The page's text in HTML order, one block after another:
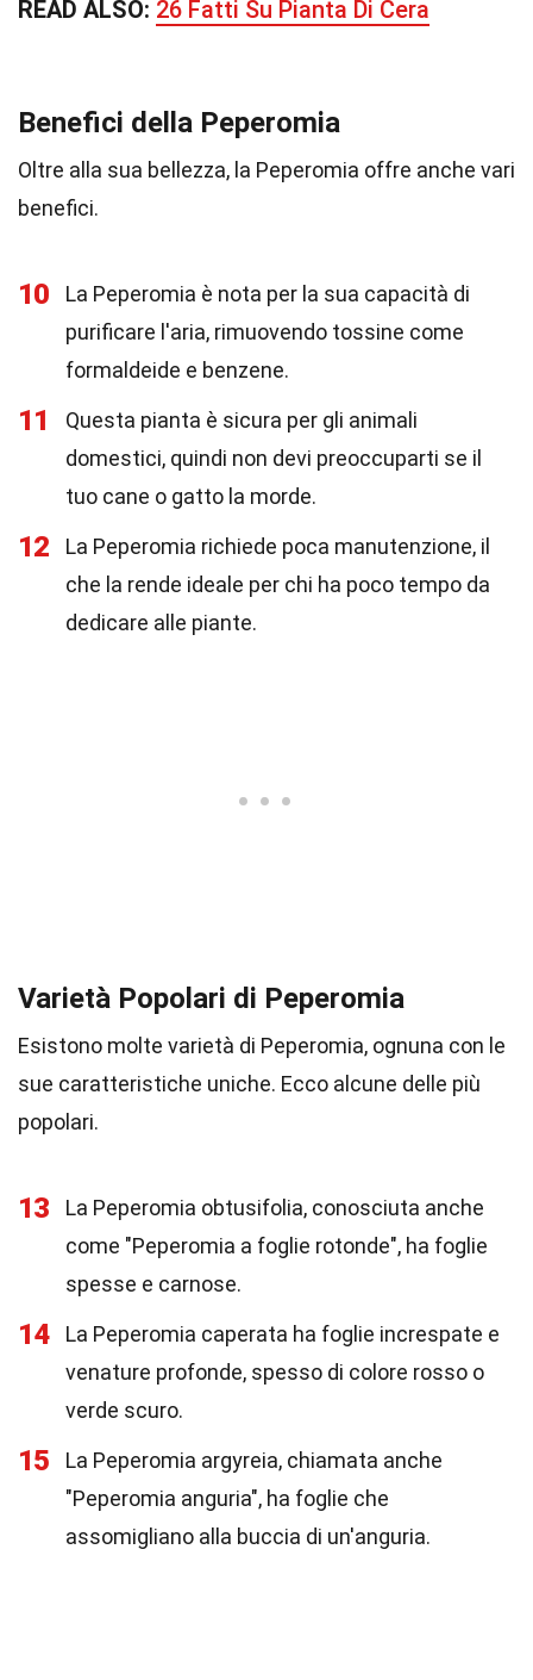
READ ALSO: 26 Fatti Su Pianta Di Cera
Benefici della Peperomia
Oltre alla sua bellezza, la Peperomia offre anche vari
benefici.
10
La Peperomia è nota per la sua capacità di
purificare l'aria, rimuovendo tossine come
formaldeide e benzene.
11
Questa pianta è sicura per gli animali
domestici, quindi non devi preoccuparti se il
tuo cane o gatto la morde.
12
La Peperomia richiede poca manutenzione, il
che la rende ideale per chi ha poco tempo da
dedicare alle piante.
Varietà Popolari di Peperomia
Esistono molte varietà di Peperomia, ognuna con le
sue caratteristiche uniche. Ecco alcune delle più
popolari.
13
La Peperomia obtusifolia, conosciuta anche
come "Peperomia a foglie rotonde", ha foglie
spesse e carnose.
14
La Peperomia caperata ha foglie increspate e
venature profonde, spesso di colore rosso o
verde scuro.
15
La Peperomia argyreia, chiamata anche
"Peperomia anguria", ha foglie che
assomigliano alla buccia di un'anguria.